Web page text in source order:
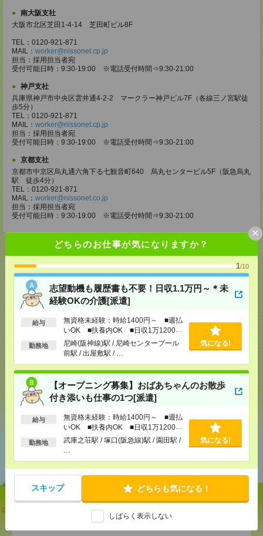
どちらのお仕事が気になりますか？
1/10
志望動機も履歴書も不要！日収1.1万円～＊未
経験OKの介護[派遣]
給与
無資格未経験：時給1400円～ ■週払
いOK ■扶養内OK ■日収1万1200円
以上
勤務地
尼崎(阪神線)駅 / 尼崎センタープール
前駅 / 出屋敷駅 / …
気になる!
【オープニング募集】おばあちゃんのお散歩
付き添いも仕事の1つ[派遣]
給与
無資格未経験：時給1400円～ ■週払
いOK ■扶養内OK ■日収1万1200円
以上
勤務地
武庫之荘駅 / 塚口(阪急線)駅 / 園田駅 /
気になる!
スキップ どちらも気になる！
しばらく表示しない
×
南大阪支社
大阪市北区芝田1-4-14 芝田町ビル8F
TEL：0120-921-871
MAIL： worker@nissonet.cp.jp
担当：採用担当者宛
受付可能日時：9:30-19:00 ※電話受付時間⇒9:30-21:00
神戸支社
兵庫県神戸市中央区雲井通4-2-2 マークラー神戸ビル7F（各線三ノ宮駅徒
歩5分）
TEL：0120-921-871
MAIL： worker@nissonet.cp.jp
担当：採用担当者宛
受付可能日時：9:30-19:00 ※電話受付時間⇒9:30-21:00
京都支社
京都市中京区烏丸通六角下る七観音町640 烏丸センタービル5F（阪急烏丸
駅 徒歩4分）
TEL：0120-921-871
MAIL： worker@nissonet.co.jp
担当：採用担当者宛
受付可能日時：9:30-19:00 ※電話受付時間⇒9:30-21:00
応募ページへ
気になる！
メール
シェア ツイート
あなたの閲覧履歴からの